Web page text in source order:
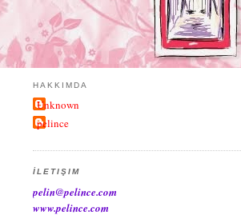
HAKKIMDA
Unknown
pelince
İLETIŞIM
pelin@pelince.com
www.pelince.com